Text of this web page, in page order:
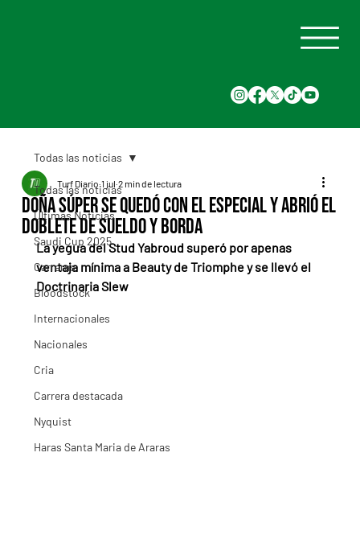
Todas las noticias
Últimas Noticias
Saudi Cup 2025
Carreras
Bloodstock
Internacionales
Nacionales
Cria
Carrera destacada
Nyquist
Haras Santa Maria de Araras
Todas las noticias
Doña Súper se quedó con el especial y abrió el
doblete de Sueldo y Borda
Turf Diario 1 jul 2 min de lectura
La yegua del Stud Yabroud superó por apenas
ventaja mínima a Beauty de Triomphe y se llevó el
Doctrinaria Slew